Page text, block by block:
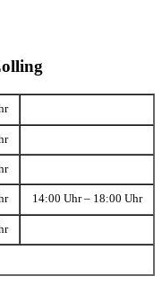
14:00 Uhr – 18:00 Uhr